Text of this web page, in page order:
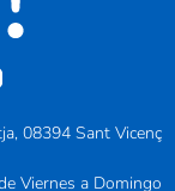
08394 Sant Vicenç
Viernes a Domingo